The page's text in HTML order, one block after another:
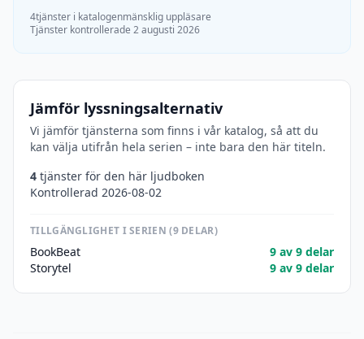
4tjänster i katalogenmänsklig uppläsare
Tjänster kontrollerade 2 augusti 2026
Jämför lyssningsalternativ
Vi jämför tjänsterna som finns i vår katalog, så att du
kan välja utifrån hela serien – inte bara den här titeln.
4 tjänster för den här ljudboken
Kontrollerad 2026-08-02
TILLGÄNGLIGHET I SERIEN (9 DELAR)
BookBeat
9 av 9 delar
Storytel
9 av 9 delar